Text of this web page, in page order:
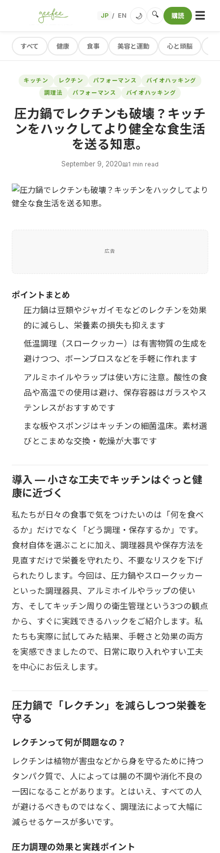
JP / EN 🌙 🔍 購読 ☰
すべて 健康 食事 美容と運動 心と頭脳
キッチン レクチン パフォーマンス
バイオハッキング
調理法
パフォーマンス バイオハッキング
圧力鍋でレクチンも破壊？キッチ
ンをハックしてより健全な食生活
を送る知恵。
September 9, 2020📖1 min read
広告
ポイントまとめ
圧力鍋は豆類やジャガイモなどのレクチンを効果
的に減らし、栄養素の損失も抑えます
低温調理（スロークッカー）は有害物質の生成を
避けつつ、ボーンブロスなどを手軽に作れます
アルミホイルやラップは使い方に注意。酸性の食
品や高温での使用は避け、保存容器はガラスやス
テンレスがおすすめです
まな板やスポンジはキッチンの細菌温床。素材選
びとこまめな交換・乾燥が大事です
導入 — 小さな工夫でキッチンはぐっと健
康に近づく
私たちが日々の食事で気をつけたいのは「何を食べ
るか」だけでなく「どう調理・保存するか」です。
食材自体を選ぶことに加え、調理器具や保存方法を
見直すだけで栄養を守れたり、不要なリスクを下げ
られたりします。今回は、圧力鍋やスロークッカー
といった調理器具、アルミホイルやラップの使い
方、そしてキッチン周りの衛生管理という3つの観点
から、すぐに実践できるハックをご紹介します。私
たちも実際に試してみた結果、手軽さと効果の両方
を実感できましたので、日常に取り入れやすい工夫
を中心にお伝えします。
圧力鍋で「レクチン」を減らしつつ栄養を
守る
レクチンって何が問題なの？
レクチンは植物が害虫などから身を守るために持つ
タンパク質で、人によっては腸の不調や消化不良の
一因になることがあります。とはいえ、すべての人
が避けるべきものではなく、調理法によって大幅に
減らせるケースが多いです。
圧力調理の効果と実践ポイント